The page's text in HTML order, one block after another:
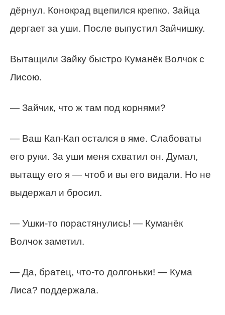
дёрнул. Конокрад вцепился крепко. Зайца
дергает за уши. После выпустил Зайчишку.
Вытащили Зайку быстро Куманёк Волчок с
Лисою.
— Зайчик, что ж там под корнями?
— Ваш Кап-Кап остался в яме. Слабоваты
его руки. За уши меня схватил он. Думал,
вытащу его я — чтоб и вы его видали. Но не
выдержал и бросил.
— Ушки-то порастянулись! — Куманёк
Волчок заметил.
— Да, братец, что-то долгоньки! — Кума
Лиса? поддержала.